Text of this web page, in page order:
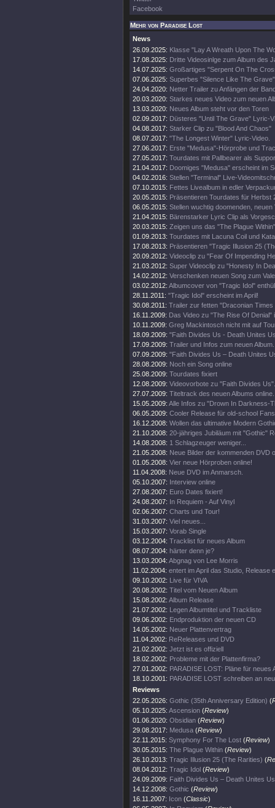
Facebook
Mehr von Paradise Lost
News
26.09.2025: Klasse "Lay A Wreath Upon The
17.08.2025: Dritte Videosinlge zum Album des
14.07.2025: Großartiges "Serpent On The
07.06.2025: Superbes "Silence Like The
24.04.2020: Netter Trailer zu Anfängen der
20.03.2020: Starkes neues Video zum neuen
13.03.2020: Neues Album steht vor den Toren
02.09.2017: Düsteres "Until The Grave" Lyric-
04.08.2017: Starker Clip zu "Blood And Chaos"
08.07.2017: "The Longest Winter" Lyric-Video.
27.06.2017: Erste "Medusa"-Hörprobe und
27.05.2017: Tourdates mit Pallbearer als
21.04.2017: Doomiges "Medusa" erscheint im
04.02.2016: Stellen "Terminal" Live-
07.10.2015: Fettes Livealbum in edler
20.05.2015: Präsentieren Tourdates für Herbst
06.05.2015: Stellen wuchtig doomenden, neuen
21.04.2015: Bärenstarker Lyric Clip als
20.03.2015: Zeigen uns das "The Plague
01.09.2013: Tourdates mit Lacuna Coil und
17.08.2013: Präsentieren "Tragic Illusion 25
20.09.2012: Videoclip zu "Fear Of Impending
21.03.2012: Super Videoclip zu "Honesty In
14.02.2012: Verschenken neuen Song zum
03.02.2012: Albumcover von "Tragic Idol"
28.11.2011: "Tragic Idol" erscheint im April!
30.08.2011: Trailer zur fetten "Draconian Times
16.11.2009: Das Video zu "The Rise Of Denial"
10.11.2009: Greg Mackintosch nicht mit auf
18.09.2009: "Faith Divides Us - Death Unites
17.09.2009: Trailer und Infos zum neuen Album.
07.09.2009: "Faith Divides Us – Death Unites
28.08.2009: Noch ein Song online
25.08.2009: Tourdates fixiert
12.08.2009: Videovorbote zu "Faith Divides Us".
27.07.2009: Titeltrack des neuen Albums online.
15.05.2009: Alle Infos zu "Drown In Darkness-
06.05.2009: Cooler Release für old-school
16.12.2008: Wollen das ultimative Modern
21.10.2008: 20-jähriges Jubiläum mit "Gothic"
14.08.2008: 1 Schlagzeuger weniger...
21.05.2008: Neue Bilder der kommenden DVD
01.05.2008: Vier neue Hörproben online!
11.04.2008: Neue DVD im Anmarsch.
05.10.2007: Interview online
27.08.2007: Euro Dates fixiert!
24.08.2007: In Requiem - Auf Vinyl
02.06.2007: Charts und Tour!
31.03.2007: Viel neues...
15.03.2007: Vorab Single
03.12.2004: Tracklist für neues Album
08.07.2004: härter denn je?
13.03.2004: Abgnag von Lee Morris
11.02.2004: entert im April das Studio, Release
09.10.2002: Live für VIVA
20.08.2002: Titel vom Neuen Album
15.08.2002: Album Release
21.07.2002: Legen Albumtitel und Trackliste
09.06.2002: Endproduktion der neuen CD
14.05.2002: Neuer Plattenvertrag
11.04.2002: ReReleases und DVD
21.02.2002: Jetzt ist es offiziell
18.02.2002: Probleme mit der Plattenfirma?
27.01.2002: PARADISE LOST: Pläne für neues
18.10.2001: PARADISE LOST schreiben an
Reviews
22.05.2026: Gothic (35th Anniversary Edition) (
05.10.2025: Ascension (Review)
01.06.2020: Obsidian (Review)
29.08.2017: Medusa (Review)
22.11.2015: Symphony For The Lost (Review)
30.05.2015: The Plague Within (Review)
26.10.2013: Tragic Illusion 25 (The Rarities) (
08.04.2012: Tragic Idol (Review)
24.09.2009: Faith Divides Us – Death Unites Us
14.12.2008: Gothic (Review)
16.11.2007: Icon (Classic)